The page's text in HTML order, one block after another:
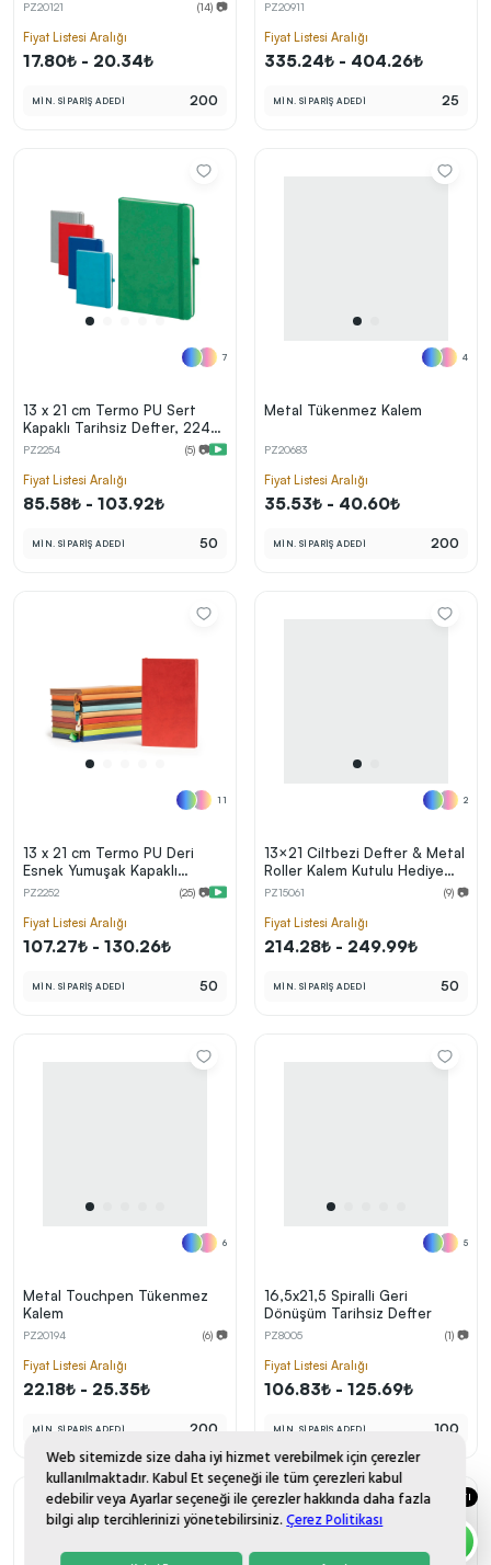
Web sitemizde size daha iyi hizmet verebilmek için çerezler
kullanılmaktadır. Kabul Et seçeneği ile tüm çerezleri kabul
edebilir veya Ayarlar seçeneği ile çerezler hakkında daha fazla
bilgi alıp tercihlerinizi yönetebilirsiniz.Çerez Politikası
PZ20121 (14) 📷
Fiyat Listesi Aralığı
17.80₺ - 20.34₺
MİN. SİPARİŞ ADEDİ 200
PZ20911
Fiyat Listesi Aralığı
335.24₺ - 404.26₺
MİN. SİPARİŞ ADEDİ 25
7
13 x 21 cm Termo PU Sert
Kapaklı Tarihsiz Defter, 224
Sayfa, 80 gr Ivory Krem
Kalem Tutuculu
PZ2254 (5) 📷
Fiyat Listesi Aralığı
85.58₺ - 103.92₺
MİN. SİPARİŞ ADEDİ 50
4
Metal Tükenmez Kalem
PZ20683
Fiyat Listesi Aralığı
35.53₺ - 40.60₺
MİN. SİPARİŞ ADEDİ 200
11
13 x 21 cm Termo PU Deri
Esnek Yumuşak Kapaklı
Tarihsiz Defter, 196 Sayfa, 80
Renkli Kenarlı, Metal Tokalı,
Karton Kılıflı
PZ2252 (25) 📷
Fiyat Listesi Aralığı
107.27₺ - 130.26₺
MİN. SİPARİŞ ADEDİ 50
2
13×21 Ciltbezi Defter & Metal
Roller Kalem Kutulu Hediye
Seti
PZ15061 (9) 📷
Fiyat Listesi Aralığı
214.28₺ - 249.99₺
MİN. SİPARİŞ ADEDİ 50
6
Metal Touchpen Tükenmez
Kalem
PZ20194 (6) 📷
Fiyat Listesi Aralığı
22.18₺ - 25.35₺
MİN. SİPARİŞ ADEDİ 200
5
16,5x21,5 Spiralli Geri
Dönüşüm Tarihsiz Defter
PZ8005 (1) 📷
Fiyat Listesi Aralığı
106.83₺ - 125.69₺
MİN. SİPARİŞ ADEDİ 100
DESTEK HATTI